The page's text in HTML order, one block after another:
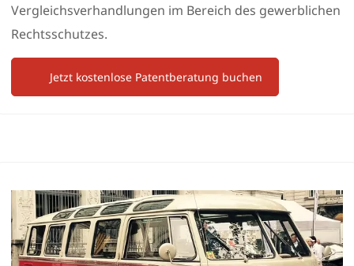
Vergleichsverhandlungen im Bereich des gewerblichen
Rechtsschutzes.
Jetzt kostenlose Patentberatung buchen